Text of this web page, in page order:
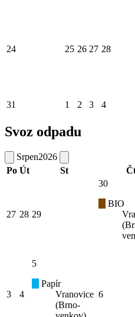
24 25 26 27 28
31 1 2 3 4
Svoz odpadu
Srpen2026
Po Út St
27 28 29
30
BIO
3 4
5
Papír
Vranovice
(Brno-
6